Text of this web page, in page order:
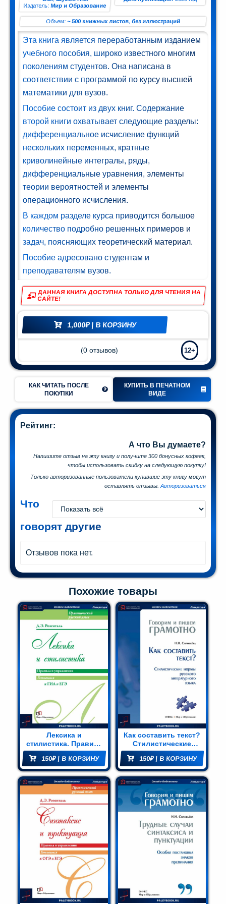
(1)Издатель:Мир и Образование
Объем:~ 500 книжных листов,без иллюстраций
Эта книга является переработанным изданием
учебного пособия, широко известного многим
поколениям студентов. Она написана в
соответствии с программой по курсу высшей
математики для вузов.
Пособие состоит из двух книг. Содержание
второй книги охватывает следующие разделы:
дифференциальное исчисление функций
нескольких переменных, кратные
криволинейные интегралы, ряды,
дифференциальные уравнения, элементы
теории вероятностей и элементы
операционного исчисления.
В каждом разделе курса приводится большое
количество подробно решенных примеров и
задач, поясняющих теоретический материал.
Пособие адресовано студентам и
преподавателям вузов.
ДАННАЯ КНИГА ДОСТУПНА ТОЛЬКО ДЛЯ ЧТЕНИЯ НА
САЙТЕ!
1,000₽| В КОРЗИНУ
(0 отзывов) 12+
КАК ЧИТАТЬ ПОСЛЕ
ПОКУПКИ
КУПИТЬ В ПЕЧАТНОМ
ВИДЕ
Рейтинг:
А что Вы думаете?
Напишите отзыв на эту книгу и получите 300 бонусных кофеек,
чтобы использовать скидку на следующую покупку!
Только авторизованные пользователи купившие эту книгу могут
оставлять отзывы. Авторизоваться
Что
говорят другие
Отзывов пока нет.
Похожие товары
Лексика и
стилистика. Правила
и упражнения
150₽ | В КОРЗИНУ
Как составить текст?
Стилистические
нормы русского
литературного языка
150₽ | В КОРЗИНУ